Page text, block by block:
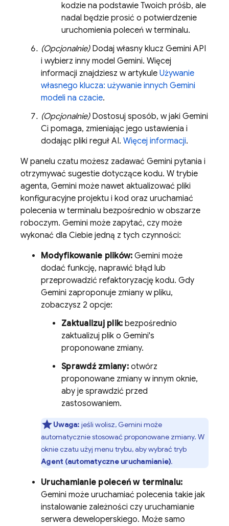
kodzie na podstawie Twoich próśb, ale
nadal będzie prosić o potwierdzenie
uruchomienia poleceń w terminalu.
(Opcjonalnie)Dodaj własny klucz Gemini API
i wybierz inny model Gemini. Więcej
informacji znajdziesz w artykule Używanie
własnego klucza: używanie innych Gemini
modeli na czacie.
(Opcjonalnie)Dostosuj sposób, w jaki Gemini
Ci pomaga, zmieniając jego ustawienia i
dodając pliki reguł AI. Więcej informacji.
W panelu czatu możesz zadawać Gemini pytania i
otrzymywać sugestie dotyczące kodu. W trybie
agenta, Gemini może nawet aktualizować pliki
konfiguracyjne projektu i kod oraz uruchamiać
polecenia w terminalu bezpośrednio w obszarze
roboczym. Gemini może zapytać, czy może
wykonać dla Ciebie jedną z tych czynności:
Modyfikowanie plików: Gemini może
dodać funkcję, naprawić błąd lub
przeprowadzić refaktoryzację kodu. Gdy
Gemini zaproponuje zmiany w pliku,
zobaczysz 2 opcje:
Zaktualizuj plik: bezpośrednio
zaktualizuj plik o Gemini's
proponowane zmiany.
Sprawdź zmiany:otwórz
proponowane zmiany w innym oknie,
aby je sprawdzić przed
zastosowaniem.
Uwaga: jeśli wolisz, Gemini może
automatycznie stosować proponowane zmiany. W
oknie czatu użyj menu trybu, aby wybrać tryb
Agent (automatyczne uruchamianie).
Uruchamianie poleceń w terminalu:
Gemini może uruchamiać polecenia takie jak
instalowanie zależności czy uruchamianie
serwera deweloperskiego. Może samo